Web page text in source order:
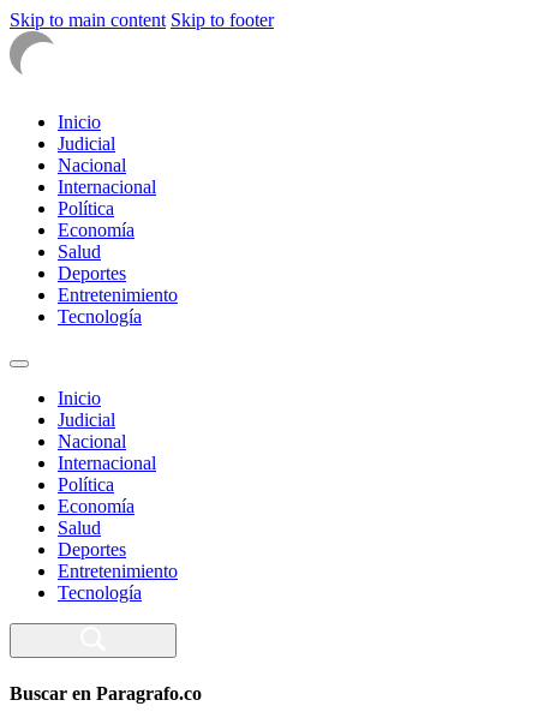
Skip to main content Skip to footer
Inicio
Judicial
Nacional
Internacional
Política
Economía
Salud
Deportes
Entretenimiento
Tecnología
Inicio
Judicial
Nacional
Internacional
Política
Economía
Salud
Deportes
Entretenimiento
Tecnología
Buscar en Paragrafo.co